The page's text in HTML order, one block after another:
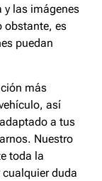
y las imágenes
obstante, es
puedan
más
así
a tus
Nuestro
toda la
duda